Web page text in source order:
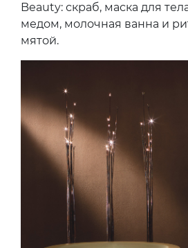
Beauty: скраб, маска для
медом, молочная ванна и
мятой.